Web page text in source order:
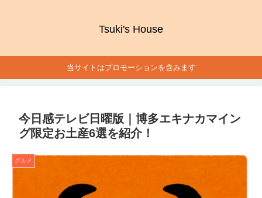
Tsuki's House
当サイトはプロモーションを含みます
今日感テレビ日曜版｜博多エキナカマイン
グ限定お土産6選を紹介！
グルメ